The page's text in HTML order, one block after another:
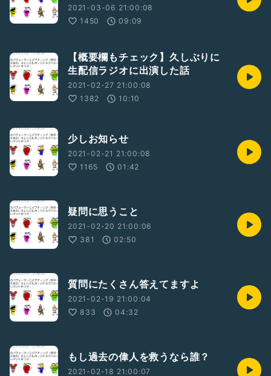
2021-03-06 21:00:08
1450
09:09
【概要欄もチェック】久しぶりに
生配信ラジオに出演した話
2021-02-27 21:00:08
1382
10:10
少しお知らせ
2021-02-21 21:00:08
1165
01:42
疑問に思うこと
2021-02-20 21:00:06
381
02:50
質問にたくさん答えてますよ
2021-02-19 21:00:04
833
04:32
もし過去の偉人を救うなら誰？
2021-02-18 21:00:07